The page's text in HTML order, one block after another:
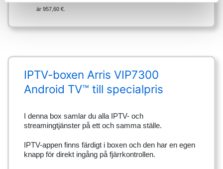
är 957,60 €.
IPTV-boxen Arris VIP7300
Android TV™ till specialpris
I denna box samlar du alla IPTV- och
streamingtjänster på ett och samma ställe.
IPTV-appen finns färdigt i boxen och den har en egen
knapp för direkt ingång på fjärrkontrollen.